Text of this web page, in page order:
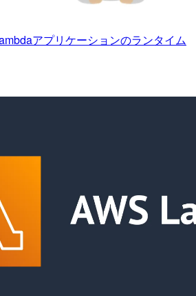
アプリケーションのランタイム